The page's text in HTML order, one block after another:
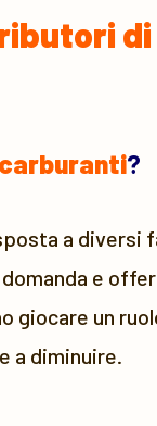
?
a
e
giocare un
a diminuire.